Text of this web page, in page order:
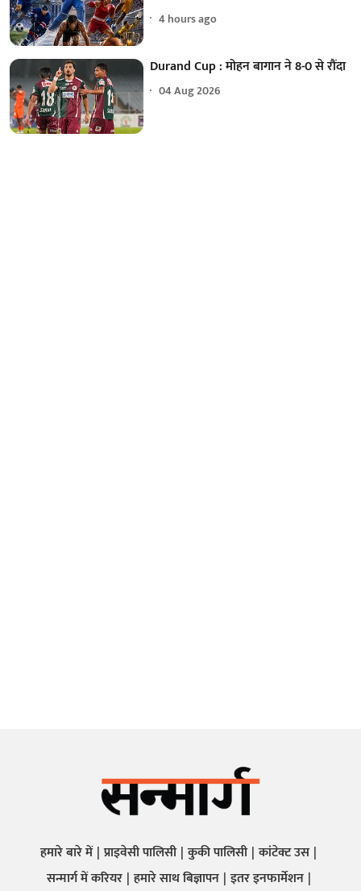
4 hours ago
Durand Cup : मोहन बागान ने 8-0 से रौंदा
04 Aug 2026
हमारे बारे में प्राइवेसी पालिसी कुकी पालिसी कांटेक्ट उस
सन्मार्ग में करियर हमारे साथ बिज्ञापन इतर इनफार्मेशन